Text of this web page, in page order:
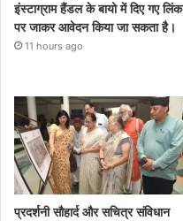
इंस्टाग्राम हैंडल के बायो में दिए गए लिंक
पर जाकर आवेदन किया जा सकता है।
11 hours ago
प्रदर्शनी सौहार्द और सचित्र संविधान